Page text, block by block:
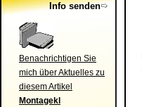
Info senden
Benachrichtigen Sie
mich über Aktuelles zu
diesem Artikel
Montagekl